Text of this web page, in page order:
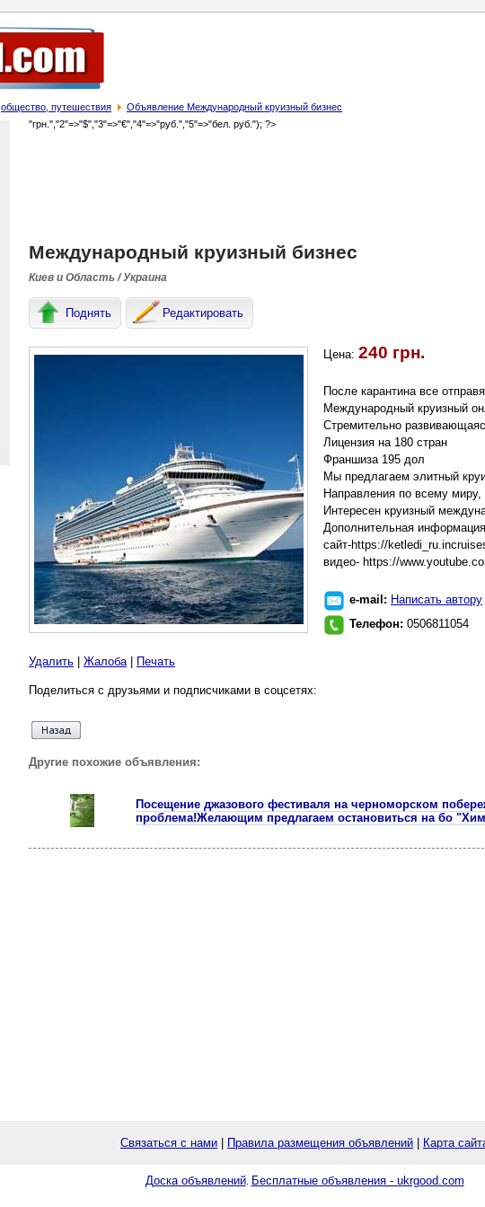
общество, путешествия Объявление Международный круизный бизнес
"грн.","2"=>"$","3"=>"€","4"=>"руб.","5"=>"бел. руб."); ?>
Международный круизный бизнес
Киев и Область / Украина
Поднять Редактировать
Цена: 240 грн.
После карантина все
Международный круизный
Стремительно
Лицензия на 180 стран
Франшиза 195 дол
Мы предлагаем элитный
Направления по всему
Интересен круизный
Дополнительная
сайт-https://
видео- https://
e-mail: Написать автору
Телефон: 0506811054
Удалить Жалоба| Печать
Поделиться с друзьями и подписчиками в соцсетях:
Другие похожие объявления:
Посещение джазового фестиваля на черноморском
проблема!Желающим предлагаем остановиться на бо
Связаться с нами Правила размещения объявлений Карта
Доска объявлений. Бесплатные объявления - ukrgood.com